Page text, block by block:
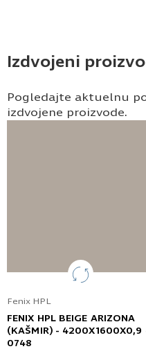
Izdvojeni
Pogledajte aktuelnu
izdvojene proizvode.
Fenix HPL
FENIX HPL BEIGE ARIZONA
(KAŠMIR) - 4200X1600X0,9
0748